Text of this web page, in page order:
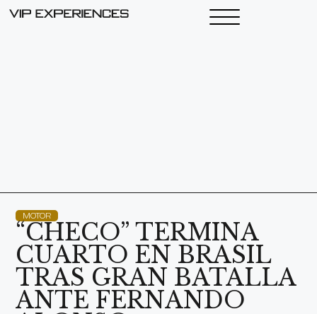
MOTOR
“CHECO” TERMINA
CUARTO EN BRASIL
TRAS GRAN BATALLA
ANTE FERNANDO